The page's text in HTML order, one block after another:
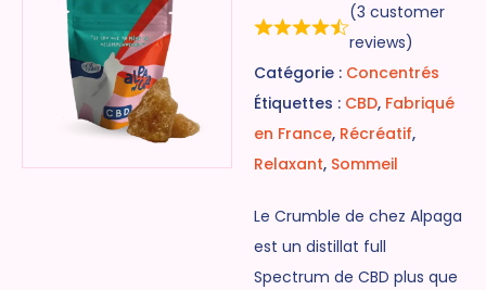
(3 customer
reviews)
Catégorie : Concentrés
Étiquettes : CBD, Fabriqué
en France, Récréatif,
Relaxant, Sommeil
Le Crumble de chez Alpaga
est un distillat full
Spectrum de CBD plus que